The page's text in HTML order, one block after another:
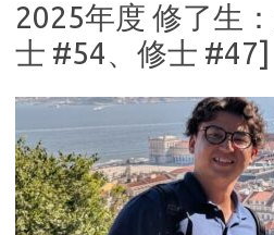
2025年度 修了生
士 #54、修士 #47]